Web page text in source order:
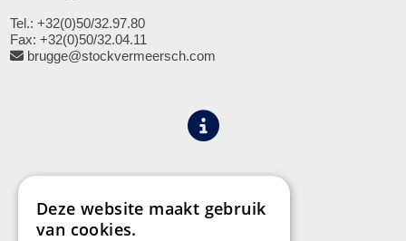
Tel.: +32(0)50/32.97.80
Fax: +32(0)50/32.04.11
brugge@stockvermeersch.com
Deze website maakt gebruik
van cookies.